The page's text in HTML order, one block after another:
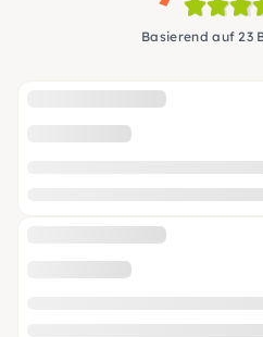
Basierend auf 23